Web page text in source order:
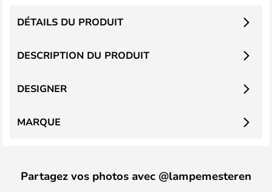
DESCRIPTION DU PRODUIT
DÉTAILS DU PRODUIT
DESIGNER
MARQUE
Partagez vos photos avec @lampemesteren